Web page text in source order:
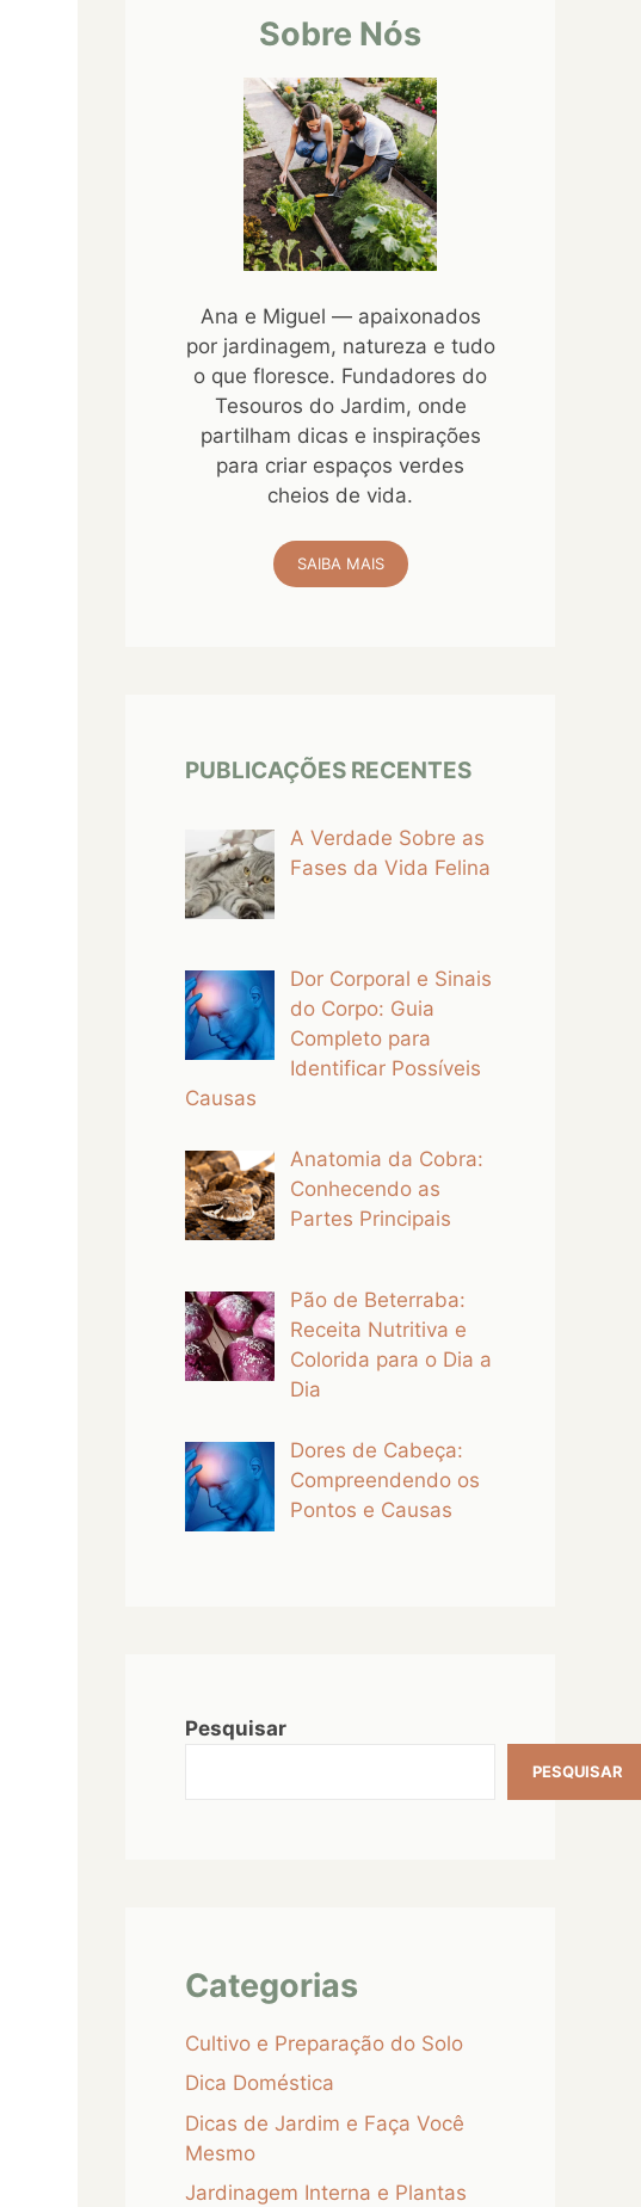
Sobre Nós
Ana e Miguel — apaixonados
por jardinagem, natureza e tudo
o que floresce. Fundadores do
Tesouros do Jardim, onde
partilham dicas e inspirações
para criar espaços verdes
cheios de vida.
SAIBA MAIS
PUBLICAÇÕES RECENTES
A Verdade Sobre as
Fases da Vida Felina
Dor Corporal e Sinais
do Corpo: Guia
Completo para
Identificar Possíveis
Causas
Anatomia da Cobra:
Conhecendo as
Partes Principais
Pão de Beterraba:
Receita Nutritiva e
Colorida para o Dia a
Dia
Dores de Cabeça:
Compreendendo os
Pontos e Causas
Pesquisar
PESQUISAR
Categorias
Cultivo e Preparação do Solo
Dica Doméstica
Dicas de Jardim e Faça Você
Mesmo
Jardinagem Interna e Plantas